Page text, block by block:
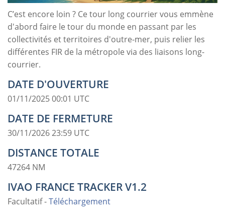
C’est encore loin ? Ce tour long courrier vous emmène
d'abord faire le tour du monde en passant par les
collectivités et territoires d'outre-mer, puis relier les
différentes FIR de la métropole via des liaisons long-
courrier.
DATE D'OUVERTURE
01/11/2025 00:01 UTC
DATE DE FERMETURE
30/11/2026 23:59 UTC
DISTANCE TOTALE
47264 NM
IVAO FRANCE TRACKER V1.2
Facultatif -Téléchargement